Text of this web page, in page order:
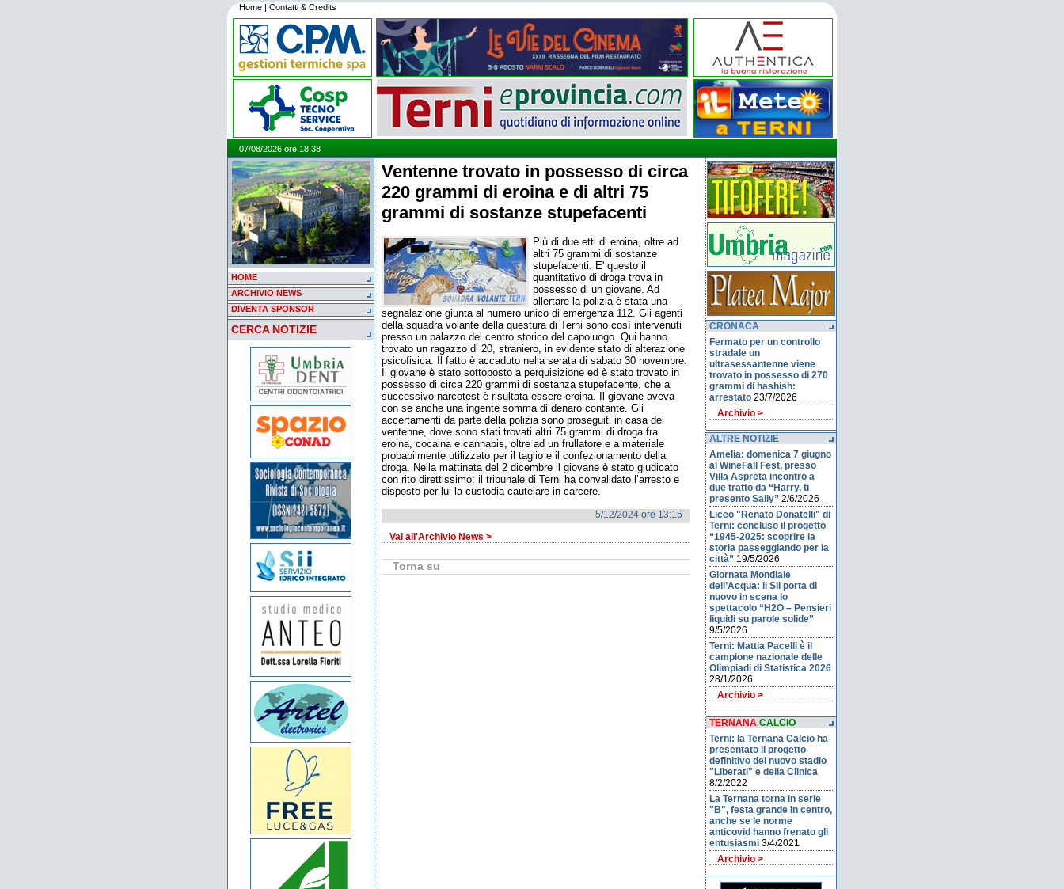
Home | Contatti & Credits
07/08/2026 ore 18:38
HOME
ARCHIVIO NEWS
DIVENTA SPONSOR
CERCA NOTIZIE
CRONACA
Fermato per un controllo
stradale un
ultrasessantenne viene
trovato in possesso di 270
grammi di hashish:
arrestato 23/7/2026
Archivio >
ALTRE NOTIZIE
Amelia: domenica 7 giugno
al WineFall Fest, presso
Villa Aspreta incontro a
due tratto da “Harry, ti
presento Sally” 2/6/2026
Liceo "Renato Donatelli" di
Terni: concluso il progetto
“1945-2025: scoprire la
storia passeggiando per la
città” 19/5/2026
Giornata Mondiale
dell’Acqua: il Sii porta di
nuovo in scena lo
spettacolo “H2O – Pensieri
liquidi su parole solide”
9/5/2026
Terni: Mattia Pacelli è il
campione nazionale delle
Olimpiadi di Statistica 2026
28/1/2026
Archivio >
TERNANA CALCIO
Terni: la Ternana Calcio ha
presentato il progetto
definitivo del nuovo stadio
"Liberati" e della Clinica
8/2/2022
La Ternana torna in serie
"B", festa grande in centro,
anche se le norme
anticovid hanno frenato gli
entusiasmi 3/4/2021
Archivio >
Ventenne trovato in possesso di circa
220 grammi di eroina e di altri 75
grammi di sostanze stupefacenti
Più di due etti di eroina, oltre ad
altri 75 grammi di sostanze
stupefacenti. E' questo il
quantitativo di droga trova in
possesso di un giovane. Ad
allertare la polizia è stata una
segnalazione giunta al numero unico di emergenza 112. Gli agenti
della squadra volante della questura di Terni sono così intervenuti
presso un palazzo del centro storico del capoluogo. Qui hanno
trovato un ragazzo di 20, straniero, in evidente stato di alterazione
psicofisica. Il fatto è accaduto nella serata di sabato 30 novembre.
Il giovane è stato sottoposto a perquisizione ed è stato trovato in
possesso di circa 220 grammi di sostanza stupefacente, che al
successivo narcotest è risultata essere eroina. Il giovane aveva
con se anche una ingente somma di denaro contante. Gli
accertamenti da parte della polizia sono proseguiti in casa del
ventenne, dove sono stati trovati altri 75 grammi di droga fra
eroina, cocaina e cannabis, oltre ad un frullatore e a materiale
probabilmente utilizzato per il taglio e il confezionamento della
droga. Nella mattinata del 2 dicembre il giovane è stato giudicato
con rito direttissimo: il tribunale di Terni ha convalidato l’arresto e
disposto per lui la custodia cautelare in carcere.
5/12/2024 ore 13:15
Vai all'Archivio News >
Torna su